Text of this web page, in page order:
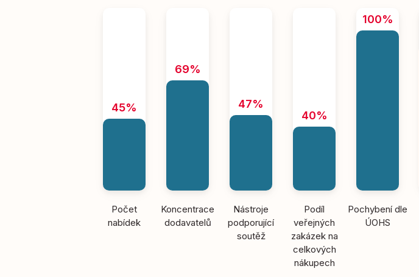
45%
Počet
nabídek
69%
Koncentrace
dodavatelů
47%
Nástroje
podporující
soutěž
40%
Podíl
veřejných
zakázek na
celkových
nákupech
100%
Pochybení dle
ÚOHS